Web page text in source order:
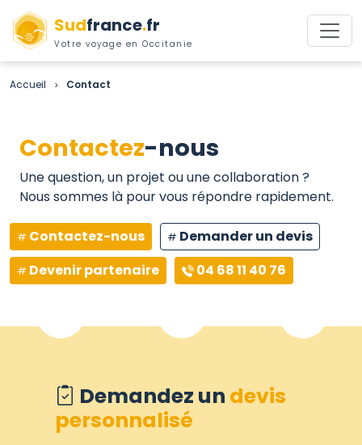
Sudfrance.fr
Votre voyage en Occitanie
Accueil > Contact
Contactez-nous
Une question, un projet ou une collaboration ?
Nous sommes là pour vous répondre rapidement.
Contactez-nous
Demander un devis
Devenir partenaire
04 68 11 40 76
Demandez un devis
personnalisé